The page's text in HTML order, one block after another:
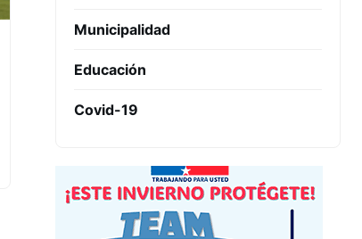
Municipalidad
Educación
Covid-19